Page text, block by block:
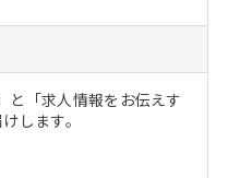
と「求人情報をお伝えす
します。